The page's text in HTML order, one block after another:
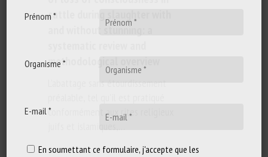
cattle during slaughter with
and without stunning: a
methodological overview
L'abattage sans étourdissement
conformément aux rites religieux
juifs et islamiques,…
Prénom *
Organisme *
E-mail *
En soumettant ce formulaire, j'accepte que les